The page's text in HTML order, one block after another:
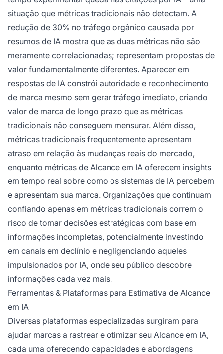
situação que métricas tradicionais não detectam. A
redução de 30% no tráfego orgânico causada por
resumos de IA mostra que as duas métricas não são
meramente correlacionadas; representam propostas de
valor fundamentalmente diferentes. Aparecer em
respostas de IA constrói autoridade e reconhecimento
de marca mesmo sem gerar tráfego imediato, criando
valor de marca de longo prazo que as métricas
tradicionais não conseguem mensurar. Além disso,
métricas tradicionais frequentemente apresentam
atraso em relação às mudanças reais do mercado,
enquanto métricas de Alcance em IA oferecem insights
em tempo real sobre como os sistemas de IA percebem
e apresentam sua marca. Organizações que continuam
confiando apenas em métricas tradicionais correm o
risco de tomar decisões estratégicas com base em
informações incompletas, potencialmente investindo
em canais em declínio e negligenciando aqueles
impulsionados por IA, onde seu público descobre
informações cada vez mais.
Ferramentas & Plataformas para Estimativa de Alcance
em IA
Diversas plataformas especializadas surgiram para
ajudar marcas a rastrear e otimizar seu Alcance em IA,
cada uma oferecendo capacidades e abordagens